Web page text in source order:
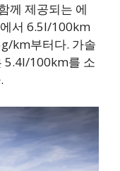
께 제공되는 에
서 6.5l/100km
km부터다. 가솔
5.4l/100km를 소